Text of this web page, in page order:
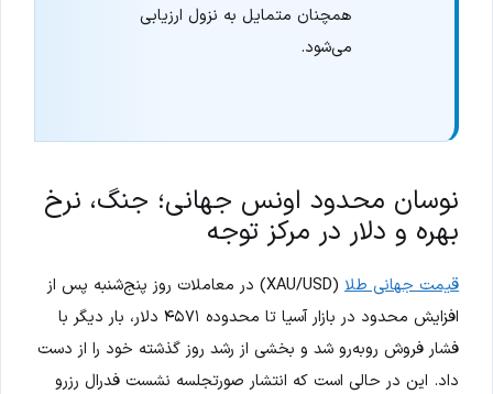
همچنان متمایل به نزول ارزیابی
می‌شود.
نوسان محدود اونس جهانی؛ جنگ، نرخ
بهره و دلار در مرکز توجه
قیمت جهانی طلا
(XAU/USD) در معاملات روز پنج‌شنبه پس از
افزایش محدود در بازار آسیا تا محدوده ۴۵۷۱ دلار، بار دیگر با
فشار فروش روبه‌رو شد و بخشی از رشد روز گذشته خود را از دست
داد. این در حالی است که انتشار صورتجلسه نشست فدرال رزرو